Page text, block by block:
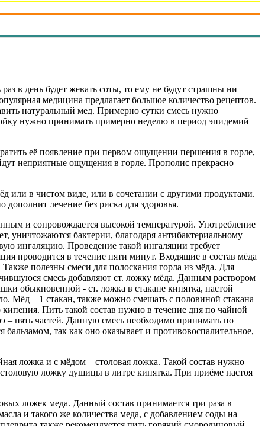
в день будет жевать соты, то ему не будут страшны ни
медицина предлагает большое количество рецептов.
натуральный мед. Примерно сутки смесь нужно
нужно принимать примерно неделю в период эпидемий
её появление при первом ощущении першения в горле,
неприятные ощущения в горле. Прополис прекрасно
или в чистом виде, или в сочетании с другими продуктами.
лечение без риска для здоровья.
и сопровождается высокой температурой. Употребление
уничтожаются бактерии, благодаря антибактериальному
ингаляцию. Проведение такой ингаляции требует
проводится в течение пяти минут. Входящие в состав мёда
полезны смеси для полоскания горла из мёда. Для
смесь добавляют ст. ложку мёда. Данным раствором
обыкновенной - ст. ложка в стакане кипятка, настой
Мёд – 1 стакан, также можно смешать с половиной стакана
Пить такой состав нужно в течение дня по чайной
– пять частей. Данную смесь необходимо принимать по
так как оно оказывает и противовоспалительное,
ложка и с мёдом – столовая ложка. Такой состав нужно
ложку душицы в литре кипятка. При приёме настоя
ложек меда. Данный состав принимается три раза в
и такого же количества меда, с добавлением соды на